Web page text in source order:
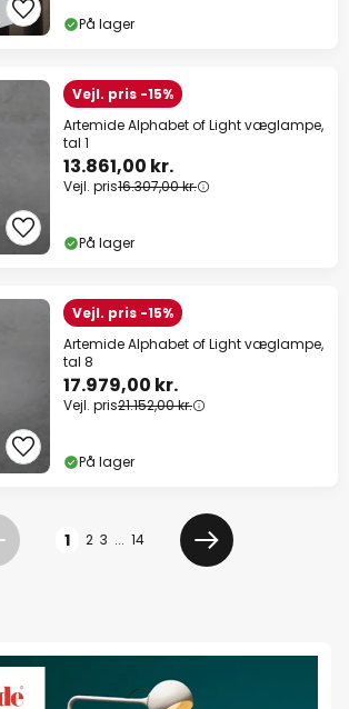
På lager
Vejl. pris -15%
Artemide Alphabet of Light væglampe,
tal 1
13.861,00 kr.
Vejl. pris16.307,00 kr.
På lager
Vejl. pris -15%
Artemide Alphabet of Light væglampe,
tal 8
17.979,00 kr.
Vejl. pris21.152,00 kr.
På lager
Forrige 1 2 3 ... 14
Næste